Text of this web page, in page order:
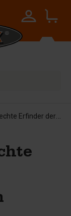
Betonblockformen